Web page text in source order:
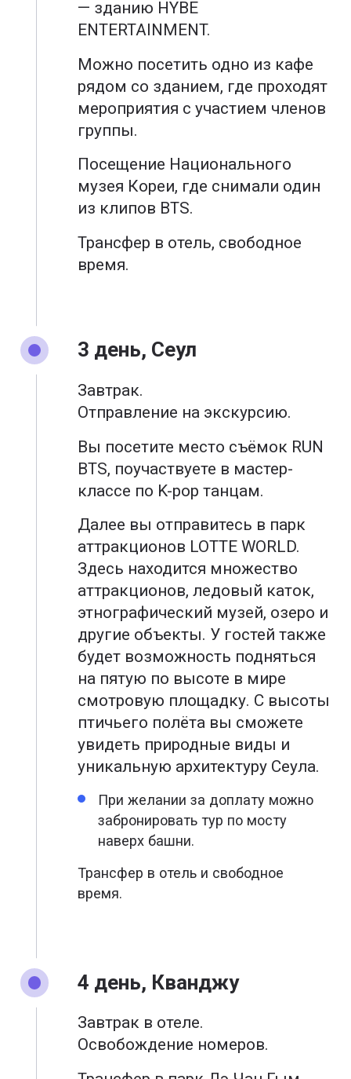
— зданию HYBE
ENTERTAINMENT.
Можно посетить одно из кафе
рядом со зданием, где проходят
мероприятия с участием членов
группы.
Посещение Национального
музея Кореи, где снимали один
из клипов BTS.
Трансфер в отель, свободное
время.
3 день, Сеул
Завтрак.
Отправление на экскурсию.
Вы посетите место съёмок RUN
BTS, поучаствуете в мастер-
классе по K-pop танцам.
Далее вы отправитесь в парк
аттракционов LOTTE WORLD.
Здесь находится множество
аттракционов, ледовый каток,
этнографический музей, озеро и
другие объекты. У гостей также
будет возможность подняться
на пятую по высоте в мире
смотровую площадку. С высоты
птичьего полёта вы сможете
увидеть природные виды и
уникальную архитектуру Сеула.
При желании за доплату можно
забронировать тур по мосту
наверх башни.
Трансфер в отель и свободное
время.
4 день, Кванджу
Завтрак в отеле.
Освобождение номеров.